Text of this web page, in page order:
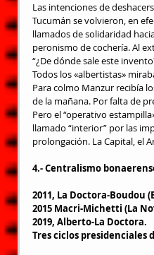
Las intenciones de
Tucumán se volvieron, en
llamados de solidaridad
peronismo de cochería. Al
“¿De dónde sale este
Todos los «albertistas»
Para colmo Manzur recibía
de la mañana. Por falta de
Pero el “operativo
llamado “interior” por las
prolongación. La Capital, el
4.- Centralismo
2011, La Doctora-Boudou
2015 Macri-Michetti (La
2019, Alberto-La Doctora.
Tres ciclos